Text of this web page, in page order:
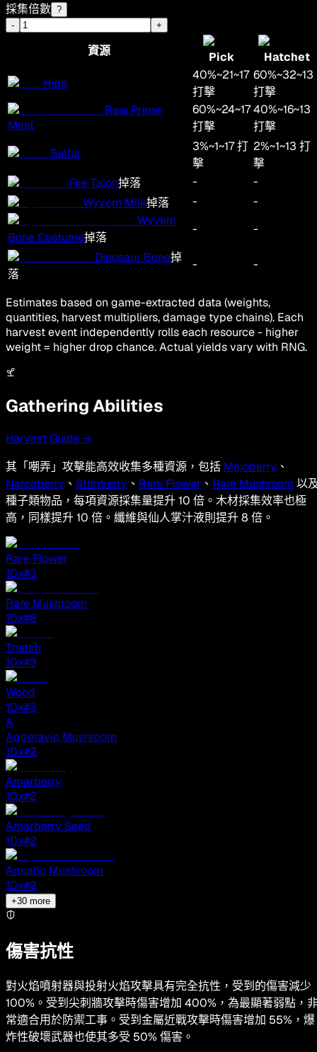
採集倍數 ?
-
+
資源 Pick
Hatchet
Hide
40%~21~17
打擊
60%~32~13
打擊
Raw Prime
Meat
60%~24~17
打擊
40%~16~13
打擊
Sulfur
3%~1~17打
擊
2%~1~13 打
擊
Fire Talon掉落 -
-
Wyvern Milk掉落 -
-
Wyvern
Bone Costume掉落
-
-
Dinosaur Bone掉
落
- -
Estimates based on game-extracted data (weights,
quantities, harvest multipliers, damage type chains). Each
harvest event independently rolls each resource - higher
weight = higher drop chance. Actual yields vary with RNG.
Gathering Abilities
Harvest Guide →
其「嘲弄」攻擊能高效收集多種資源，包括 Mejoberry 、
Narcoberry 、 Stimberry 、 Rare Flower 、 Rare Mushroom 以
種子類物品，每項資源採集量提升 10 倍。木材採集效率也極
高，同樣提升 10 倍。纖維與仙人掌汁液則提升 8 倍。
Rare Flower
10x#3
Rare Mushroom
10x#8
Thatch
10x#3
Wood
10x#3
A
Aggeravic Mushroom
10x#2
Amarberry
10x#2
Amarberry Seed
10x#2
Aquatic Mushroom
10x#2
+30 more
傷害抗性
對火焰噴射器與投射火焰攻擊具有完全抗性，受到的傷害減少
100%。受到尖刺牆攻擊時傷害增加 400%，為最顯著弱點，
常適合用於防禦工事。受到金屬近戰攻擊時傷害增加 55%，爆
炸性破壞武器也使其多受 50% 傷害。